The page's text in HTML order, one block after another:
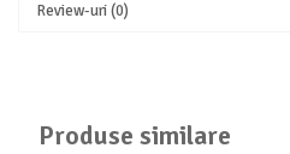
Review-uri(0)
Produse similare